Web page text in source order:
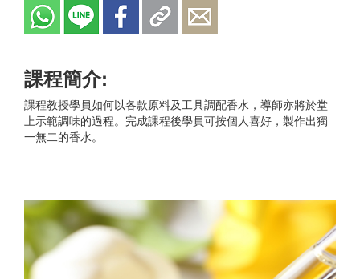
課程簡介:
課程教授學員如何以各款原料及工具調配香水，導師亦將於堂
上示範調味的過程。完成課程後學員可按個人喜好，製作出獨
一無二的香水。